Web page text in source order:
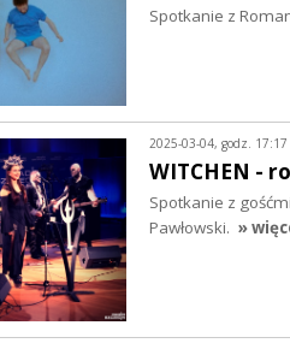
Spotkanie z
2025-03-04, godz. 17:17
WITCHEN -
Spotkanie z
Pawłowski. »